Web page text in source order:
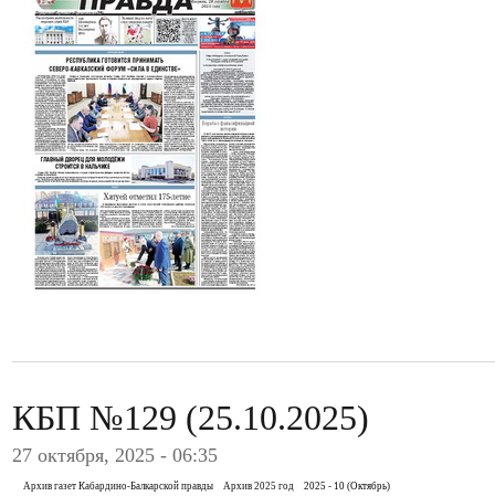
КБП №129 (25.10.2025)
27 октября, 2025 - 06:35
Архив газет Кабардино-Балкарской правды Архив 2025 год 2025 - 10 (Октябрь)